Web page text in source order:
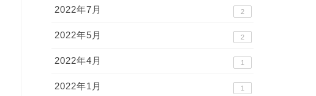
2022年7月 2
2022年5月 2
2022年4月 1
2022年1月 1